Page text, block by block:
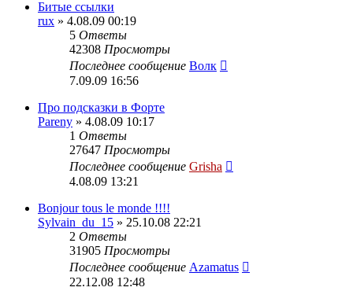
Битые ссылки
rux » 4.08.09 00:19
5 Ответы
42308 Просмотры
Последнее сообщение Волк
7.09.09 16:56
Про подсказки в Форте
Pareny » 4.08.09 10:17
1 Ответы
27647 Просмотры
Последнее сообщение Grisha
4.08.09 13:21
Bonjour tous le monde !!!!
Sylvain_du_15 » 25.10.08 22:21
2 Ответы
31905 Просмотры
Последнее сообщение Azamatus
22.12.08 12:48